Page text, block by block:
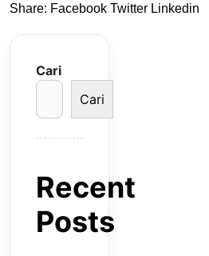
Share: Facebook Twitter Linkedin
Cari
Cari
Recent
Posts